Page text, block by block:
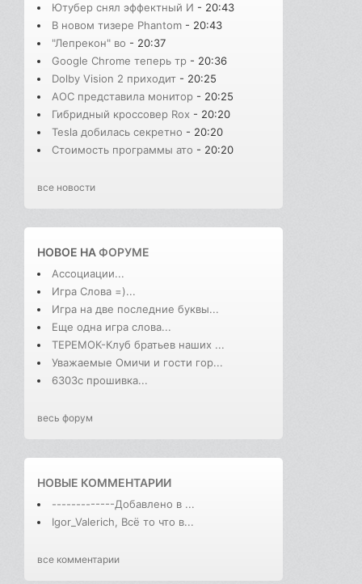
Ютубер снял эффектный И - 20:43
В новом тизере Phantom - 20:43
"Лепрекон" во - 20:37
Google Chrome теперь тр - 20:36
Dolby Vision 2 приходит - 20:25
AOC представила монитор - 20:25
Гибридный кроссовер Rox - 20:20
Tesla добилась секретно - 20:20
Стоимость программы ато - 20:20
все новости
НОВОЕ НАФОРУМЕ
Ассоциации...
Игра Слова =)...
Игра на две последние буквы...
Еще одна игра слова...
ТЕРЕМОК-Клуб братьев наших ...
Уважаемые Омичи и гости гор...
6303с прошивка...
весь форум
НОВЫЕ КОММЕНТАРИИ
-------------Добавлено в ...
Igor_Valerich, Всё то что в...
все комментарии